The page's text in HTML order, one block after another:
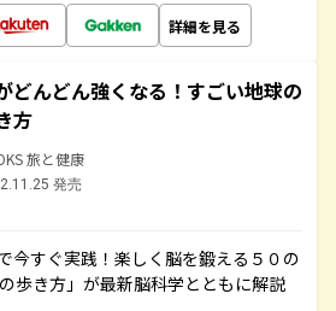
詳細を見る
どんどん強くなる！すごい地球の
方
旅と健康
発売
今すぐ実践！楽しく脳を鍛える５０の
歩き方」が最新脳科学とともに解説